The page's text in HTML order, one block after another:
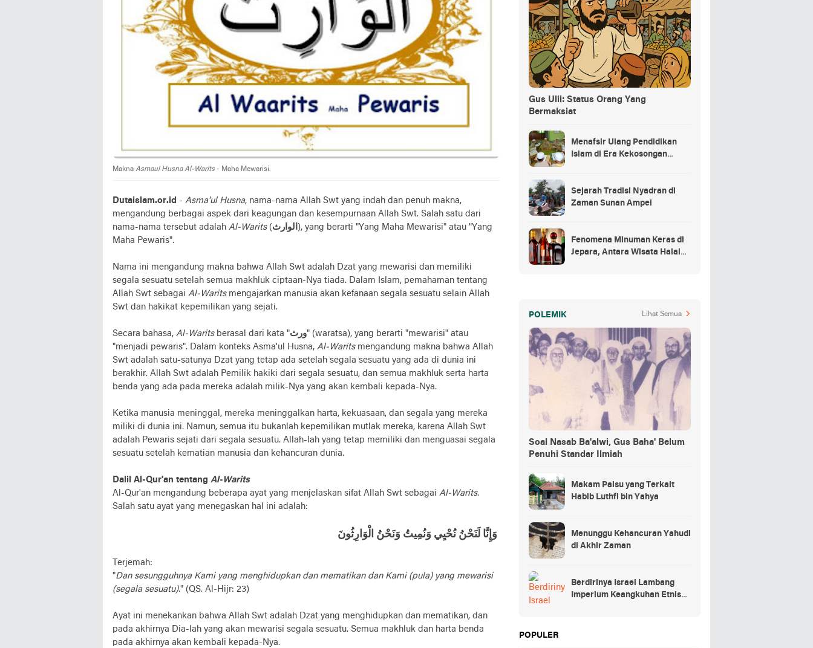
Makna Asmaul Husna Al-Warits - Maha Mewarisi.
Dutaislam.or.id - Asma'ul Husna, nama-nama Allah Swt yang indah dan penuh makna,
mengandung berbagai aspek dari keagungan dan kesempurnaan Allah Swt. Salah satu dari
nama-nama tersebut adalah Al-Warits(الوارث ), yang berarti "Yang Maha Mewarisi" atau "Yang
Maha Pewaris".
Nama ini mengandung makna bahwa Allah Swt adalah Dzat yang mewarisi dan memiliki
segala sesuatu setelah semua makhluk ciptaan-Nya tiada. Dalam Islam, pemahaman tentang
Allah Swt sebagai Al-Waritsmengajarkan manusia akan kefanaan segala sesuatu selain Allah
Swt dan hakikat kepemilikan yang sejati.
Secara bahasa, Al-Waritsberasal dari kata "ورث" (waratsa), yang berarti "mewarisi" atau
"menjadi pewaris". Dalam konteks Asma'ul Husna, Al-Waritsmengandung makna bahwa Allah
Swt adalah satu-satunya Dzat yang tetap ada setelah segala sesuatu yang ada di dunia ini
berakhir. Allah Swt adalah Pemilik hakiki dari segala sesuatu, dan semua makhluk serta harta
benda yang ada pada mereka adalah milik-Nya yang akan kembali kepada-Nya.
Ketika manusia meninggal, mereka meninggalkan harta, kekuasaan, dan segala yang mereka
miliki di dunia ini. Namun, semua itu bukanlah kepemilikan mutlak mereka, karena Allah Swt
adalah Pewaris sejati dari segala sesuatu. Allah-lah yang tetap memiliki dan menguasai segala
sesuatu setelah kematian manusia dan kehancuran dunia.
Dalil Al-Qur'an tentang Al-Warits
Al-Qur'an mengandung beberapa ayat yang menjelaskan sifat Allah Swt sebagai Al-Warits.
Salah satu ayat yang menegaskan hal ini adalah:
وَإِنَّا لَنَحْنُ نُحْيِي وَنُمِيتُ وَنَحْنُ الْوَارِثُونَ
Terjemah:
"Dan sesungguhnya Kami yang menghidupkan dan mematikan dan Kami (pula) yang mewarisi
(segala sesuatu)." (QS. Al-Hijr: 23)
Ayat ini menekankan bahwa Allah Swt adalah Dzat yang menghidupkan dan mematikan, dan
pada akhirnya Dia-lah yang akan mewarisi segala sesuatu. Semua makhluk dan harta benda
pada akhirnya akan kembali kepada-Nya.
Gus Ulil: Status Orang Yang
Bermaksiat
Menafsir Ulang Pendidikan
Islam di Era Kekosongan
Sejarah Tradisi Nyadran di
Zaman Sunan Ampel
Fenomena Minuman Keras di
Jepara, Antara Wisata Halal
POLEMIK Lihat Semua
Soal Nasab Ba'alwi, Gus Baha' Belum
Penuhi Standar Ilmiah
Makam Palsu yang Terkait
Habib Luthfi bin Yahya
Menunggu Kehancuran Yahudi
di Akhir Zaman
Berdirinya Israel Lambang
Imperium Keangkuhan Etnis
POPULER